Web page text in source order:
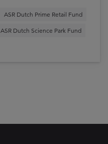
ASR Dutch Prime Retail Fund
ASR Dutch Science Park Fund